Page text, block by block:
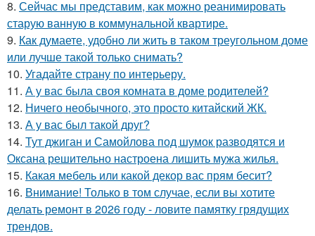
8. Сейчас мы представим, как можно реанимировать
старую ванную в коммунальной квартире.
9. Как думаете, удобно ли жить в таком треугольном доме
или лучше такой только снимать?
10. Угадайте страну по интерьеру.
11. А у вас была своя комната в доме родителей?
12. Ничего необычного, это просто китайский ЖК.
13. А у вас был такой друг?
14. Тут джиган и Самойлова под шумок разводятся и
Оксана решительно настроена лишить мужа жилья.
15. Какая мебель или какой декор вас прям бесит?
16. Внимание! Только в том случае, если вы хотите
делать ремонт в 2026 году - ловите памятку грядущих
трендов.